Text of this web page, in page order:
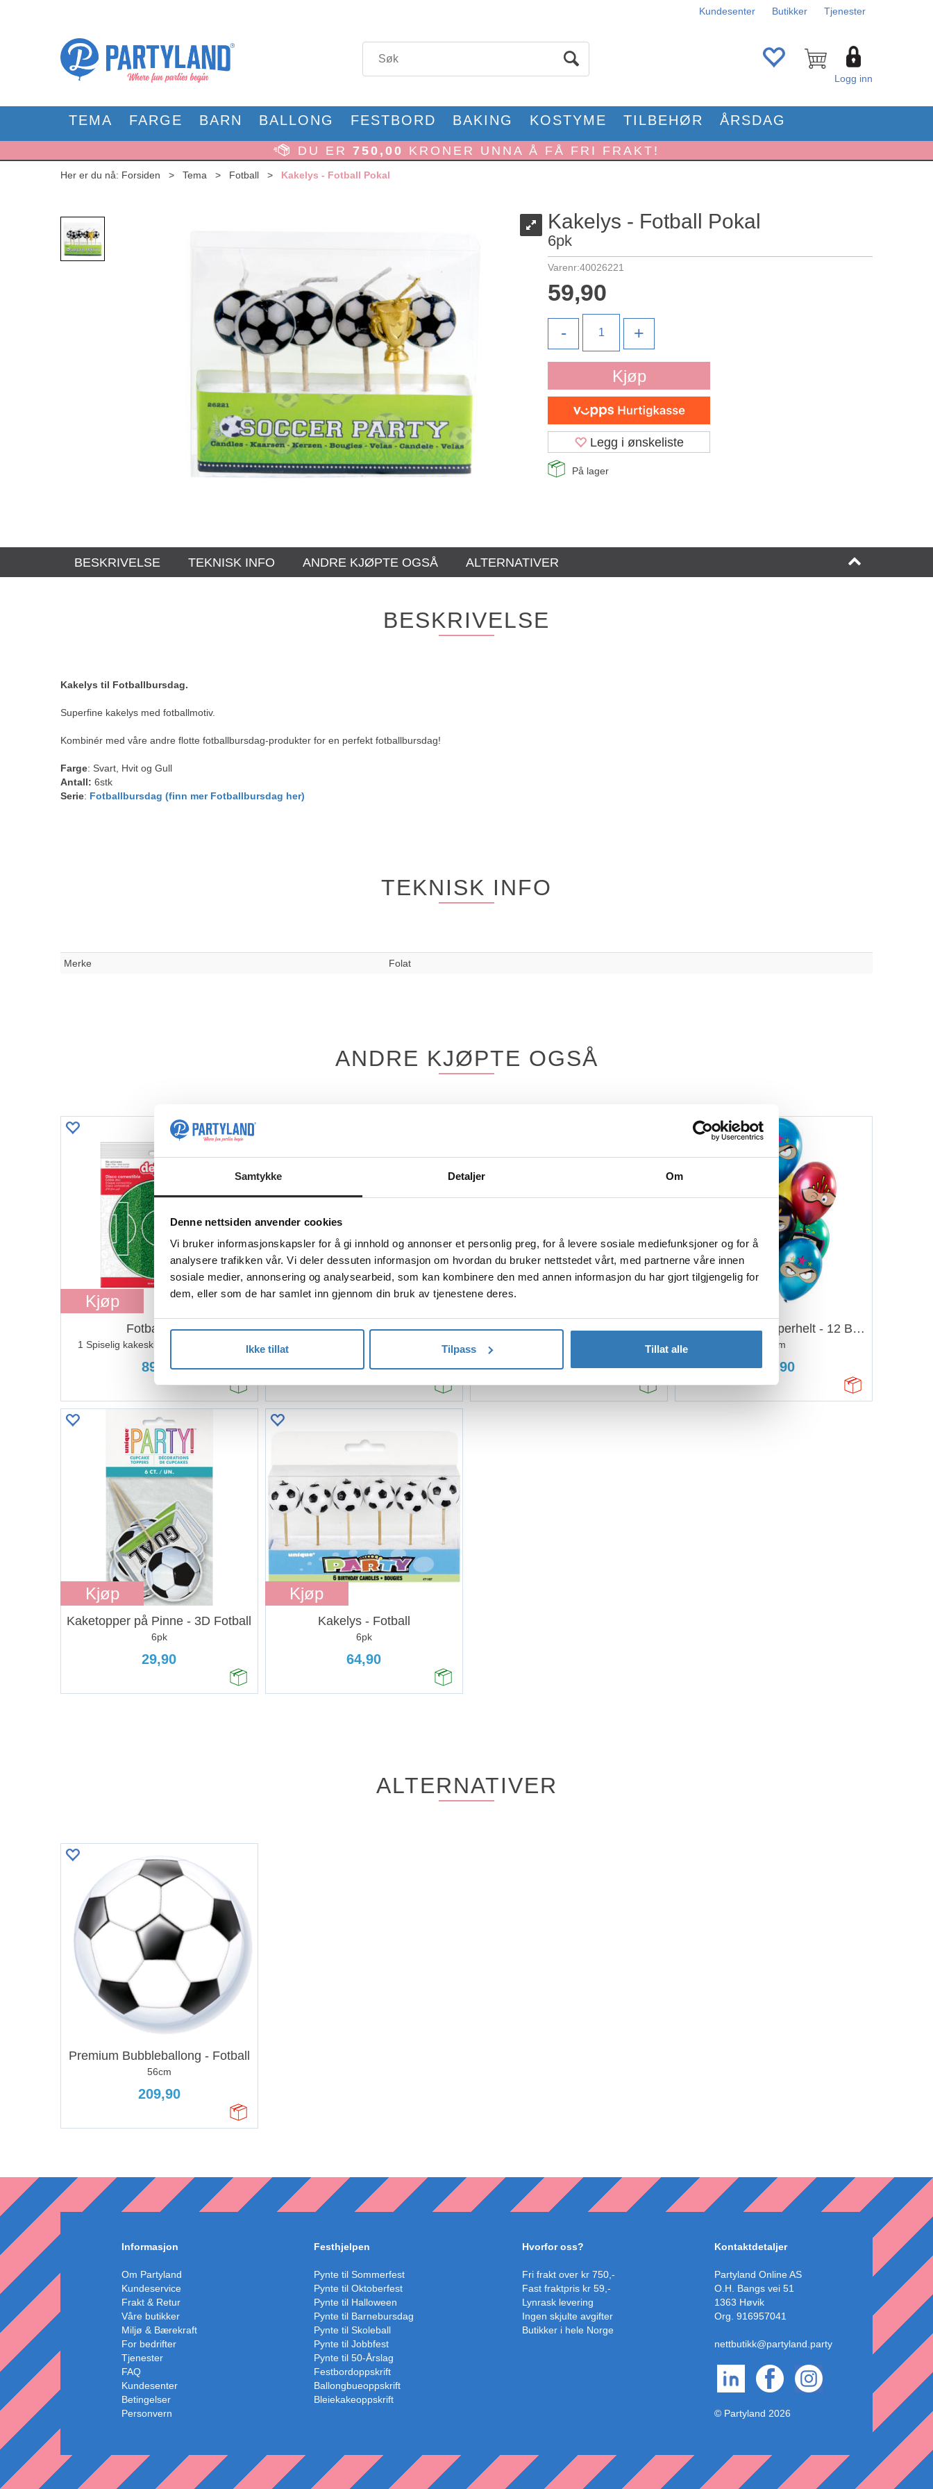
Samtykke Detaljer Om
Denne nettsiden anvender cookies
Vi bruker informasjonskapsler for å gi innhold og annonser et personlig preg, for å levere sosiale mediefunksjoner og for å
analysere trafikken vår. Vi deler dessuten informasjon om hvordan du bruker nettstedet vårt, med partnerne våre innen
sosiale medier, annonsering og analysearbeid, som kan kombinere den med annen informasjon du har gjort tilgjengelig for
dem, eller som de har samlet inn gjennom din bruk av tjenestene deres.
Ikke tillat Tilpass Tillat alle
Kundesenter Butikker Tjenester
Logg inn
TEMA FARGE BARN BALLONG FESTBORD BAKING KOSTYME TILBEHØR ÅRSDAG
DU ER 750,00 KRONER UNNA Å FÅ FRI FRAKT!
Her er du nå: Forsiden > Tema > Fotball > Kakelys - Fotball Pokal
Kakelys - Fotball Pokal
6pk
Varenr:40026221
59,90
- +
Kjøp
Legg i ønskeliste
På lager
BESKRIVELSE TEKNISK INFO ANDRE KJØPTE OGSÅ ALTERNATIVER
BESKRIVELSE
Kakelys til Fotballbursdag.
Superfine kakelys med fotballmotiv.
Kombinér med våre andre flotte fotballbursdag-produkter for en perfekt fotballbursdag!
Farge: Svart, Hvit og Gull
Antall: 6stk
Serie: Fotballbursdag (finn mer Fotballbursdag her)
TEKNISK INFO
Merke Folat
ANDRE KJØPTE OGSÅ
Kjøp
Fotballbane
1 Spiselig kakeskilt - sukkerfri - 20cm
89,90
Kjøp
Kakedekorasjon - Fotballkamp
99,90
Kjøp
Kakelys - Nummer 5 - Glitter Gull
44,90
Ballongbukett - Superhelt - 12 Ballonger
30cm
149,90
Kjøp
Kaketopper på Pinne - 3D Fotball
6pk
29,90
Kjøp
Kakelys - Fotball
6pk
64,90
ALTERNATIVER
Premium Bubbleballong - Fotball
56cm
209,90
Informasjon
Om Partyland
Kundeservice
Frakt & Retur
Våre butikker
Miljø & Bærekraft
For bedrifter
Tjenester
FAQ
Kundesenter
Betingelser
Personvern
Festhjelpen
Pynte til Sommerfest
Pynte til Oktoberfest
Pynte til Halloween
Pynte til Barnebursdag
Pynte til Skoleball
Pynte til Jobbfest
Pynte til 50-Årslag
Festbordoppskrift
Ballongbueoppskrift
Bleiekakeoppskrift
Hvorfor oss?
Fri frakt over kr 750,-
Fast fraktpris kr 59,-
Lynrask levering
Ingen skjulte avgifter
Butikker i hele Norge
Kontaktdetaljer
Partyland Online AS
O.H. Bangs vei 51
1363 Høvik
Org. 916957041
nettbutikk@partyland.party
© Partyland 2026